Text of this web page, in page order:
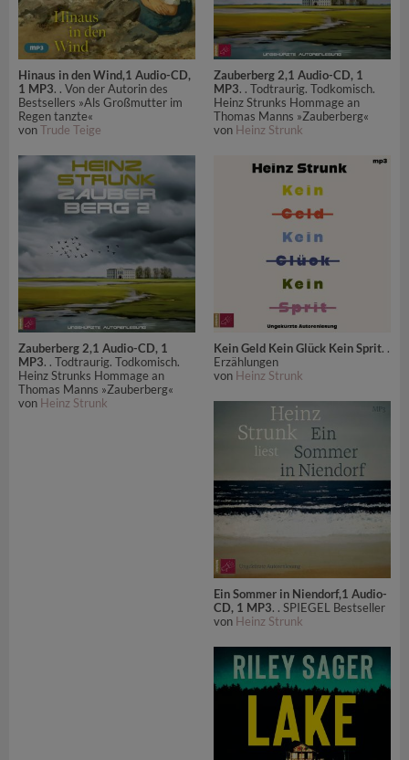
Hinaus in den Wind,1 Audio-CD,
1 MP3. . Von der Autorin des
Bestsellers »Als Großmutter im
Regen tanzte«
vonTrude Teige
Zauberberg 2,1 Audio-CD, 1
MP3. . Todtraurig. Todkomisch.
Heinz Strunks Hommage an
Thomas Manns »Zauberberg«
von Heinz Strunk
Zauberberg 2,1 Audio-CD, 1
MP3. . Todtraurig. Todkomisch.
Heinz Strunks Hommage an
Thomas Manns »Zauberberg«
von Heinz Strunk
Kein Geld Kein Glück Kein Sprit. .
Erzählungen
von Heinz Strunk
Ein Sommer in Niendorf,1 Audio-
CD, 1 MP3. . SPIEGEL Bestseller
von Heinz Strunk